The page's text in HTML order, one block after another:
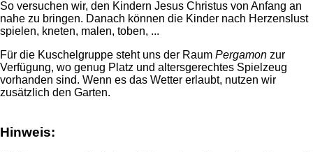
So versuchen wir, den Kindern Jesus Christus von Anfang an
nahe zu bringen. Danach können die Kinder nach Herzenslust
spielen, kneten, malen, toben, ...
Für die Kuschelgruppe steht uns der Raum Pergamon zur
Verfügung, wo genug Platz und altersgerechtes Spielzeug
vorhanden sind. Wenn es das Wetter erlaubt, nutzen wir
zusätzlich den Garten.
Hinweis: